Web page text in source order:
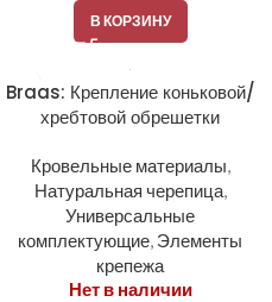
В КОРЗИНУ
Braas: Крепление коньковой/
хребтовой обрешетки
Кровельные материалы,
Натуральная черепица,
Универсальные
комплектующие, Элементы
крепежа
Нет в наличии